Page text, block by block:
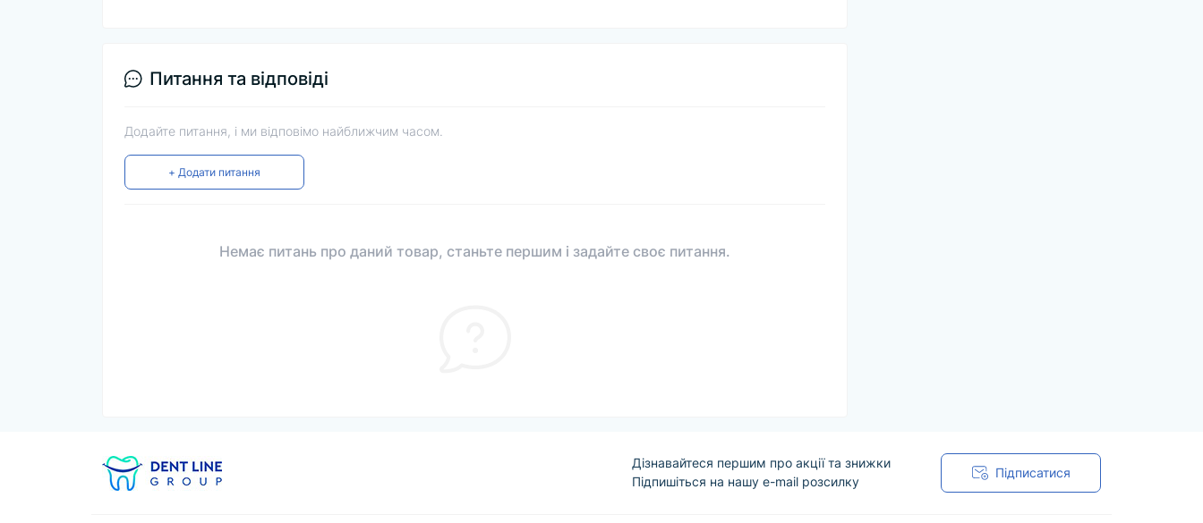
Питання та відповіді
Додайте питання, і ми відповімо найближчим часом.
+ Додати питання
Немає питань про даний товар, станьте першим і задайте своє питання.
Дізнавайтеся першим про акції та знижки
Підпишіться на нашу e-mail розсилку
Підписатися